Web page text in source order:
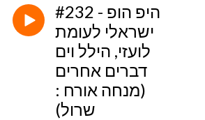
#232 - היפ הופ
ישראלי לעומת
לועזי, הילל וים
דברים אחרים
(מנחה אורח :
שרול)